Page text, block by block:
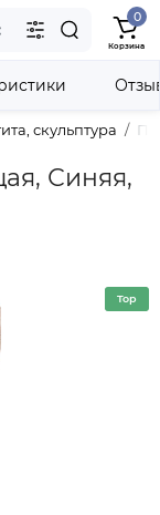
673-42-06
наши контакты
0
Корзина
скульптура
Синяя,
Top